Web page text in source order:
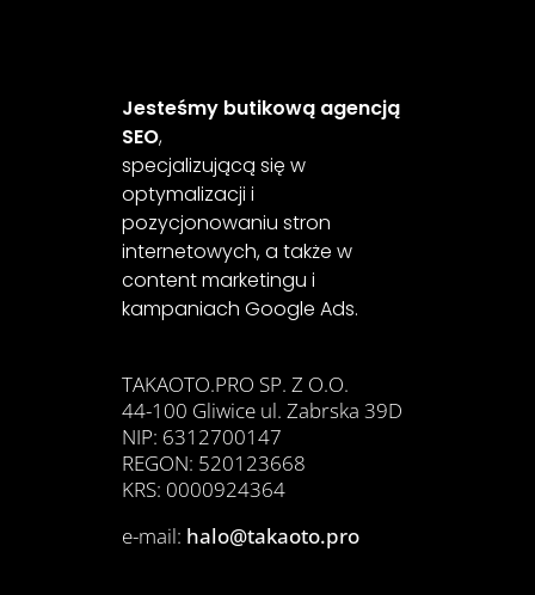
Jesteśmy butikową agencją
SEO,
specjalizującą się w
optymalizacji i
pozycjonowaniu stron
internetowych, a także w
content marketingu i
kampaniach Google Ads.
TAKAOTO.PRO SP. Z O.O.
44-100 Gliwice ul. Zabrska 39D
NIP: 6312700147
REGON: 520123668
KRS: 0000924364
e-mail: halo@takaoto.pro